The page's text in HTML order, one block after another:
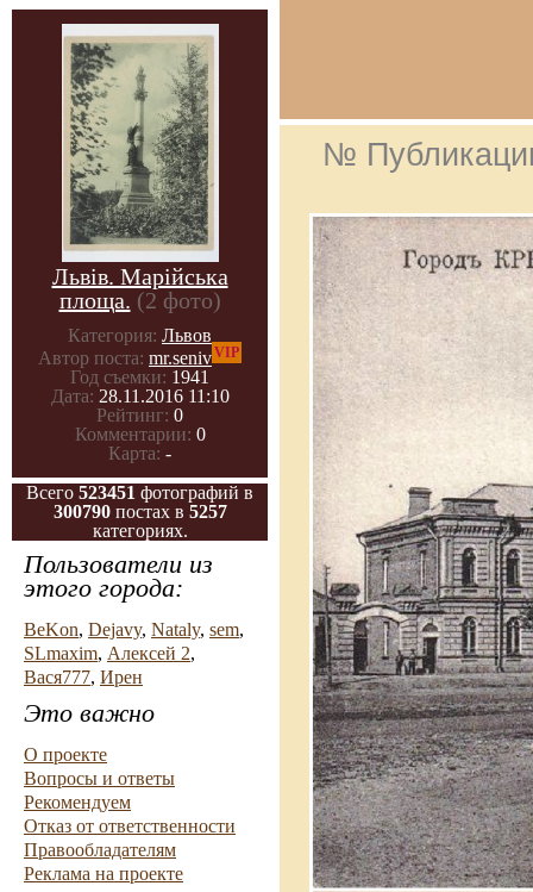
Львів. Марійська
площа. (2 фото)
Категория: Львов
Автор поста: mr.senivVIP
Год съемки: 1941
Дата: 28.11.2016 11:10
Рейтинг: 0
Комментарии: 0
Карта: -
Всего 523451 фотографий в
300790постах в 5257
категориях.
Пользователи из
этого города:
BeKon, Dejavy, Nataly, sem,
SLmaxim, Алексей 2,
Вася777, Ирен
Это важно
О проекте
Вопросы и ответы
Рекомендуем
Отказ от ответственности
Правообладателям
Реклама на проекте
№